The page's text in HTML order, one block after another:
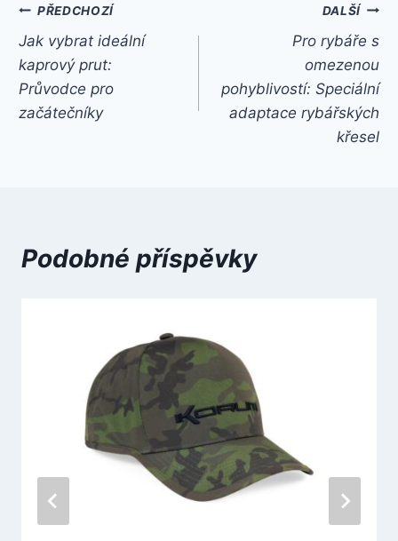
Navigace
pro
příspěvek
PŘEDCHOZÍ
Jak vybrat ideální
kaprový prut:
Průvodce pro
začátečníky
DALŠÍ
Pro rybáře s
omezenou
pohyblivostí: Speciální
adaptace rybářských
křesel
Podobné příspěvky